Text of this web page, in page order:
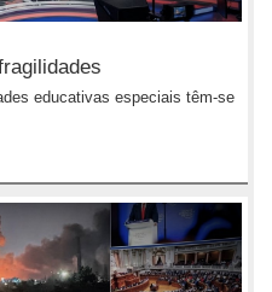
educativas especiais têm-se